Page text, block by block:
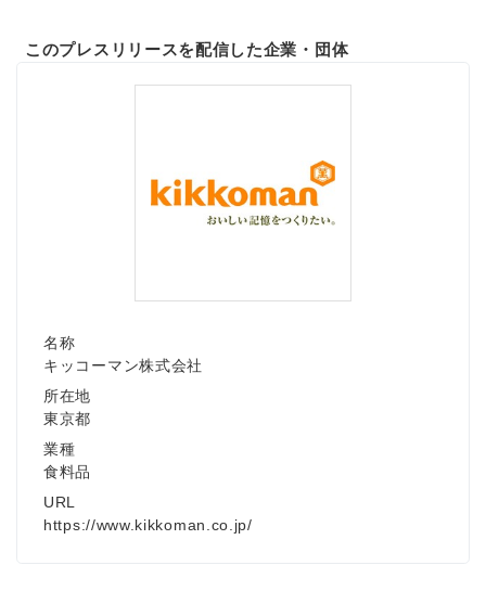
このプレスリリースを配信した企業・団体
名称
キッコーマン株式会社
所在地
東京都
業種
食料品
URL
https://www.kikkoman.co.jp/